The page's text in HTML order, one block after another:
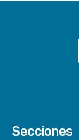
Secciones